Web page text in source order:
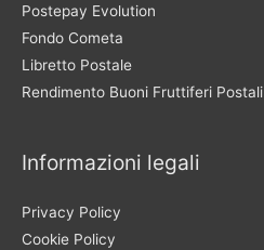
Postepay Evolution
Fondo Cometa
Libretto Postale
Rendimento Buoni Fruttiferi Postali
Informazioni legali
Privacy Policy
Cookie Policy